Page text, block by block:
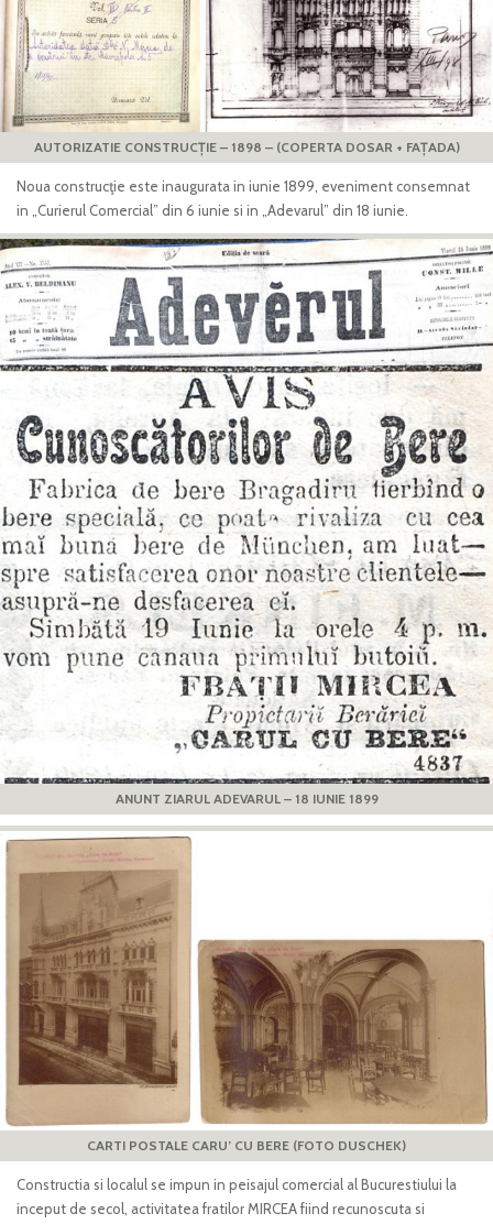
AUTORIZATIE CONSTRUCȚIE – 1898 – (COPERTA DOSAR + FAȚADA)
Noua construcţie este inaugurata in iunie 1899, eveniment consemnat
in „Curierul Comercial” din 6 iunie si in „Adevarul” din 18 iunie.
ANUNT ZIARUL ADEVARUL – 18 IUNIE 1899
CARTI POSTALE CARU’ CU BERE (FOTO DUSCHEK)
Constructia si localul se impun in peisajul comercial al Bucurestiului la
inceput de secol, activitatea fratilor MIRCEA fiind recunoscuta si